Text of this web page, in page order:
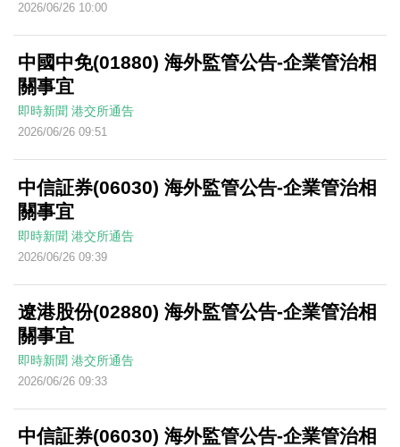
2026/06/26 10:00
中國中免(01880) 海外監管公告-企業管治相
關事宜
即時新聞 港交所通告
2026/06/26 09:51
中信証券(06030) 海外監管公告-企業管治相
關事宜
即時新聞 港交所通告
2026/06/26 09:39
遼港股份(02880) 海外監管公告-企業管治相
關事宜
即時新聞 港交所通告
2026/06/26 09:33
中信証券(06030) 海外監管公告-企業管治相